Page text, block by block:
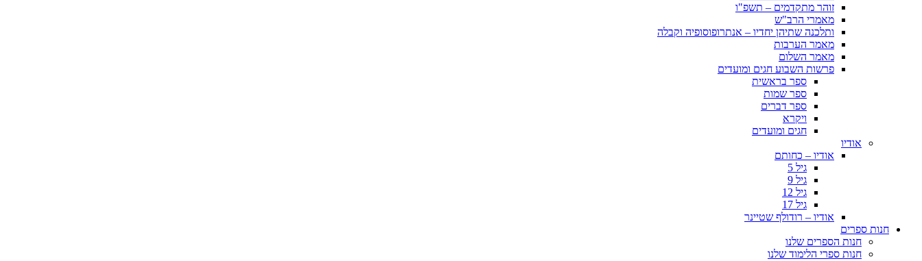
זוהר מתקדמים – תשפ"ו
מאמרי הרב"ש
ותלכנה שתיהן יחדיו – אנתרופוסופיה וקבלה
מאמר הערבות
מאמר השלום
פרשות השבוע חגים ומועדים
ספר בראשית
ספר שמות
ספר דברים
ויקרא
חגים ומועדים
אודיו
אודיו – כחותם
גיל 5
גיל 9
גיל 12
גיל 17
אודיו – רודולף שטיינר
חנות ספרים
חנות הספרים שלנו
חנות ספרי הלימוד שלנו